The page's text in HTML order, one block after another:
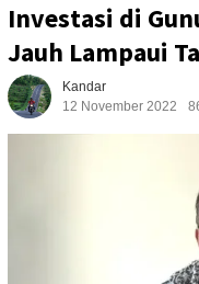
Investasi di
Jauh Lampaui
Kandar
12 November 2022